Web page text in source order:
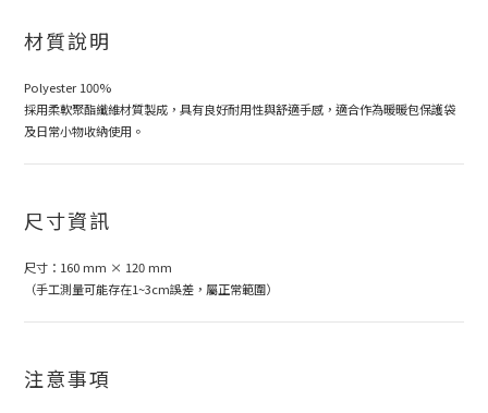
材質說明
Polyester 100%
採用柔軟聚酯纖維材質製成，具有良好耐用性與舒適手感，適合作為暖暖包保護袋
及日常小物收納使用。
尺寸資訊
尺寸：160 mm × 120 mm
（手工測量可能存在1~3cm誤差，屬正常範圍）
注意事項